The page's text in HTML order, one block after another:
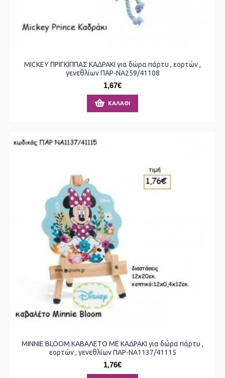
MICKEY ΠΡΙΓΚΙΠΠΑΣ ΚΑΔΡΑΚΙ για δώρα πάρτυ , εορτών ,
γενεθλίων ΠΑΡ-ΝΑ259/41108
1,67€
ΚΑΛΆΘΙ
MINNIE BLOOM ΚΑΒΑΛΕΤΟ ΜΕ ΚΑΔΡΑΚΙ για δώρα πάρτυ ,
εορτών , γενεθλίων ΠΑΡ-ΝΑ1137/41115
1,76€